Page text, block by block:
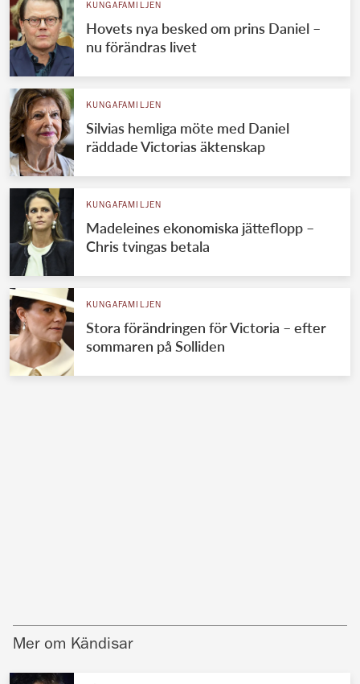
KUNGAFAMILJEN
Hovets nya besked om prins Daniel –
nu förändras livet
KUNGAFAMILJEN
Silvias hemliga möte med Daniel
räddade Victorias äktenskap
KUNGAFAMILJEN
Madeleines ekonomiska jätteflopp –
Chris tvingas betala
KUNGAFAMILJEN
Stora förändringen för Victoria – efter
sommaren på Solliden
Mer om Kändisar